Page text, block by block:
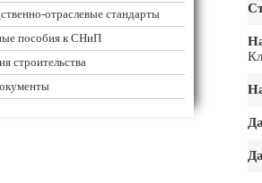
отраслевые стандарты
пособия к СНиП
строительства